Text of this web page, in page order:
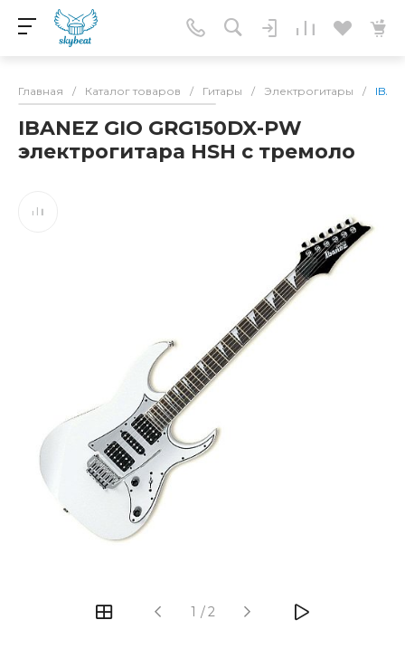
Главная / Каталог товаров / Гитары / Электрогитары /
IBANEZ GIO GRG150DX-PW
электрогитара HSH с тремоло
1 /2